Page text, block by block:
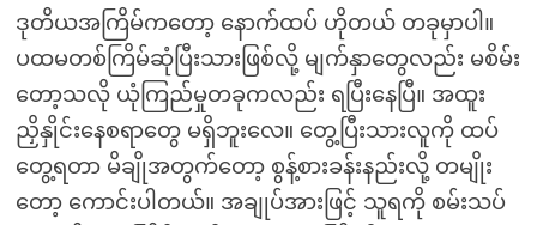
ဒုတိယအကြိမ်ကတော့ နောက်ထပ် ဟိုတယ် တခုမှာပါ။
ပထမတစ်ကြိမ်ဆုံပြီးသားဖြစ်လို့ မျက်နှာတွေလည်း မစိမ်း
တော့သလို ယုံကြည်မှုတခုကလည်း ရပြီးနေပြီ။ အထူး
ညှိနှိုင်းနေစရာတွေ မရှိဘူးလေ။ တွေ့ပြီးသားလူကို ထပ်
တွေ့ရတာ မိချိုအတွက်တော့ စွန့်စားခန်းနည်းလို့ တမျိုး
တော့ ကောင်းပါတယ်။ အချုပ်အားဖြင့် သူရကို စမ်းသပ်